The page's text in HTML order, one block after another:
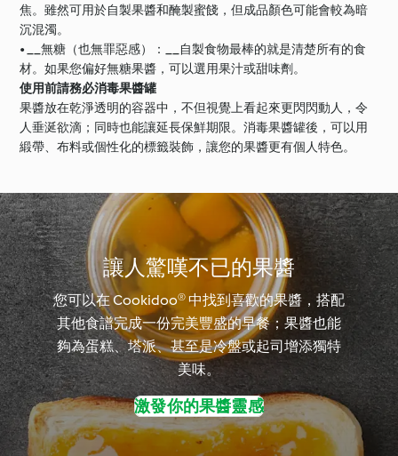
焦。雖然可用於自製果醬和醃製蜜餞，但成品顏色可能會較為暗
沉混濁。
• __無糖（也無罪惡感）：__自製食物最棒的就是清楚所有的食
材。如果您偏好無糖果醬，可以選用果汁或甜味劑。
使用前請務必消毒果醬罐
果醬放在乾淨透明的容器中，不但視覺上看起來更閃閃動人，令
人垂涎欲滴；同時也能讓延長保鮮期限。消毒果醬罐後，可以用
緞帶、布料或個性化的標籤裝飾，讓您的果醬更有個人特色。
讓人驚嘆不已的果醬
您可以在 Cookidoo® 中找到喜歡的果醬，搭配
其他食譜完成一份完美豐盛的早餐；果醬也能
夠為蛋糕、塔派、甚至是冷盤或起司增添獨特
美味。
激發你的果醬靈感